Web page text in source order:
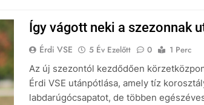
Így vágott neki a szezonnak
Érdi VSE 5 Év Ezelőtt 0
1 Perc
Az új szezontól kezdődően
Érdi VSE utánpótlása, amely tíz
labdarúgócsapatot, de többen